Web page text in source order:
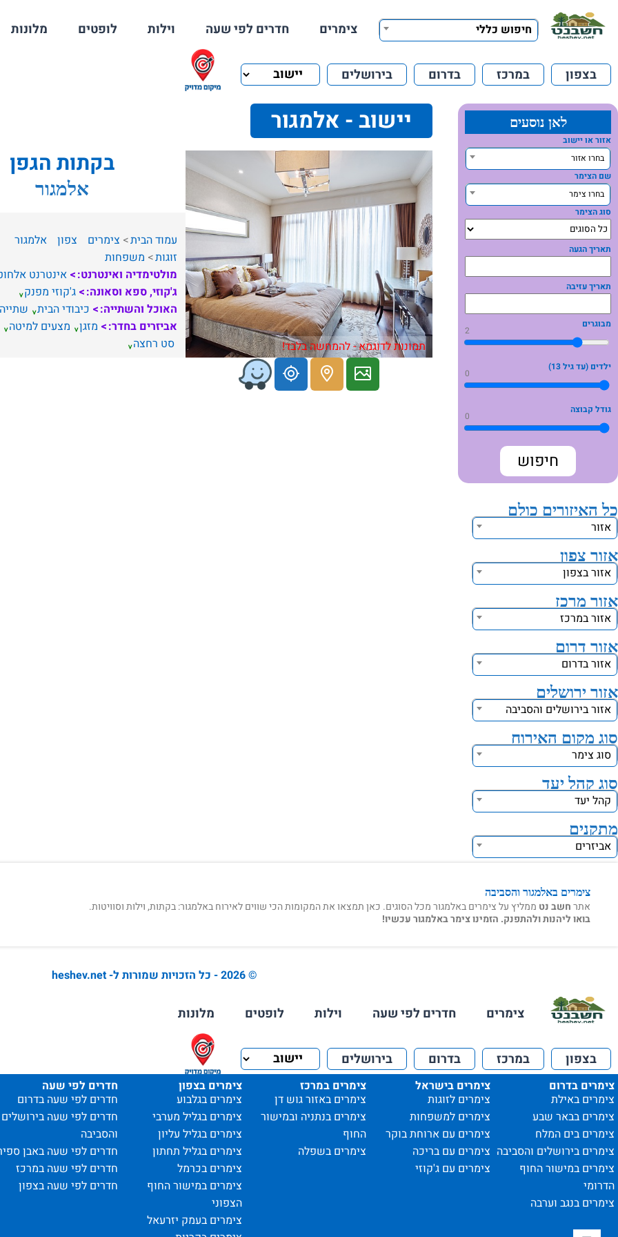
חיפוש כללי צימרים חדרים לפי שעה וילות לופטים מלונות
בצפון במרכז בדרום בירושלים
לאן נוסעים
אזור או יישוב
בחרו אזור
שם הצימר
בחרו צימר
סוג הצימר
תאריך הגעה
תאריך עזיבה
מבוגרים
2
ילדים (עד גיל 13)
0
גודל קבוצה
0
כל האיזורים כולם
אזור
אזור צפון
אזור בצפון
אזור מרכז
אזור במרכז
אזור דרום
אזור בדרום
אזור ירושלים
אזור בירושלים והסביבה
סוג מקום האירוח
סוג צימר
סוג קהל יעד
קהל יעד
מתקנים
אביזרים
יישוב - אלמגור
תמונות לדוגמא - להמחשה בלבד!
בקתות הגפן
אלמגור
עמוד הבית צימרים צפון
אלמגור
זוגות
משפחות
מולטימדיה ואינטרנט:
אינטרנט
ג'קוזי, ספא וסאונה:
ג'קוזי מפנק
האוכל והשתייה:
כיבודי הבית
אביזרים בחדר:
מזגן מצעים למיטה
סט רחצה
צימרים באלמגור והסביבה
אתרחשב נט ממליץ על צימרים באלמגור מכל הסוגים. כאן תמצאו את המקומות הכי שווים לאירוח באלמגור: בקתות, וילות וסוויטות.
בואו ליהנות ולהתפנק. הזמינו צימר באלמגור עכשיו!
© 2026 - כל הזכויות שמורות ל- heshev.net
צימרים חדרים לפי שעה וילות לופטים מלונות
בצפון במרכז בדרום בירושלים
צימרים בדרום
צימרים באילת
צימרים בבאר שבע
צימרים בים המלח
צימרים בירושלים והסביבה
צימרים במישור החוף
הדרומי
צימרים בנגב וערבה
צימרים בישראל
צימרים לזוגות
צימרים למשפחות
צימרים עם ארוחת בוקר
צימרים עם בריכה
צימרים עם ג'קוזי
צימרים במרכז
צימרים באזור גוש דן
צימרים בנתניה ובמישור
החוף
צימרים בשפלה
צימרים בצפון
צימרים בגלבוע
צימרים בגליל מערבי
צימרים בגליל עליון
צימרים בגליל תחתון
צימרים בכרמל
צימרים במישור החוף
הצפוני
צימרים בעמק יזרעאל
חדרים לפי שעה
חדרים לפי שעה בדרום
חדרים לפי שעה בירושלים
והסביבה
חדרים לפי שעה באבן
חדרים לפי שעה במרכז
חדרים לפי שעה בצפון